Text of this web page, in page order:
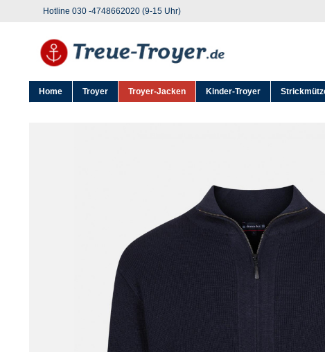
Hotline 030 -4748662020 (9-15 Uhr)
Home Troyer Troyer-Jacken Kinder-Troyer